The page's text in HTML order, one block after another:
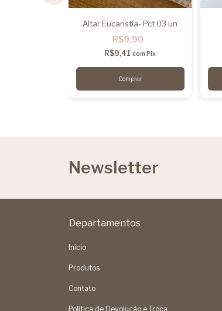
Altar Eucaristia- Pct 03 un
R$9,90
R$9,41 com Pix
Newsletter
Departamentos
Início
Produtos
Contato
Política de Devolução e Troca